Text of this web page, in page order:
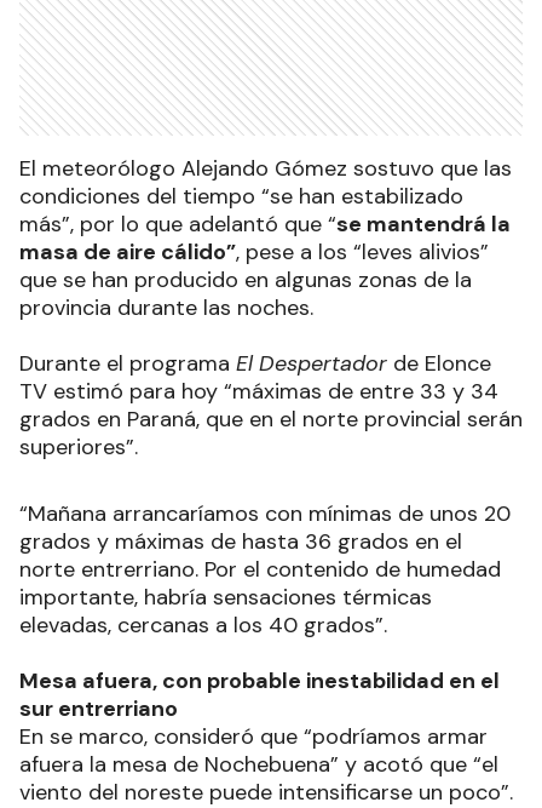
El meteorólogo Alejando Gómez sostuvo que las
condiciones del tiempo “se han estabilizado
más”, por lo que adelantó que “se mantendrá la
masa de aire cálido”, pese a los “leves alivios”
que se han producido en algunas zonas de la
provincia durante las noches.
Durante el programa El Despertador de Elonce
TV estimó para hoy “máximas de entre 33 y 34
grados en Paraná, que en el norte provincial serán
superiores”.
“Mañana arrancaríamos con mínimas de unos 20
grados y máximas de hasta 36 grados en el
norte entrerriano. Por el contenido de humedad
importante, habría sensaciones térmicas
elevadas, cercanas a los 40 grados”.
Mesa afuera, con probable inestabilidad en el
sur entrerriano
En se marco, consideró que “podríamos armar
afuera la mesa de Nochebuena” y acotó que “el
viento del noreste puede intensificarse un poco”.